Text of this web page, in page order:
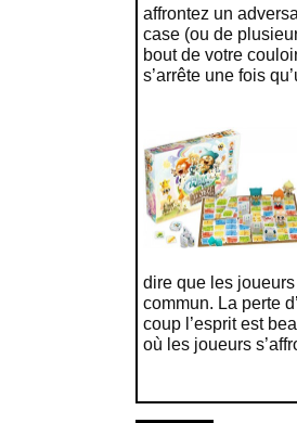
affrontez un
case (ou de
bout de votre
s’arrête une fois
dire que les
commun. La perte
coup l’esprit est
où les joueurs